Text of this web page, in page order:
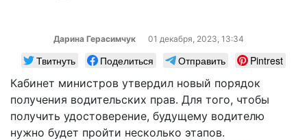
Дарина Герасимчук 01 декабря, 2023, 13:34
Твитнуть Поделиться Отправить
Pintrest
Кабинет министров утвердил новый порядок
получения водительских прав. Для того, чтобы
получить удостоверение, будущему водителю
нужно будет пройти несколько этапов.